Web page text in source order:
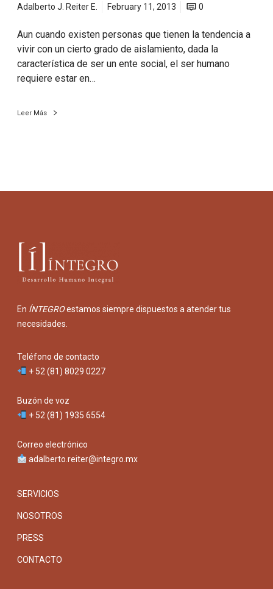
Adalberto J. Reiter E. February 11, 2013 0
Aun cuando existen personas que tienen la tendencia a
vivir con un cierto grado de aislamiento, dada la
característica de ser un ente social, el ser humano
requiere estar en…
Leer Más
En ÍNTEGROestamos siempre dispuestos a atender tus
necesidades.
Teléfono de contacto
+ 52 (81) 8029 0227
Buzón de voz
+ 52 (81) 1935 6554
Correo electrónico
adalberto.reiter@integro.mx
SERVICIOS
NOSOTROS
PRESS
CONTACTO